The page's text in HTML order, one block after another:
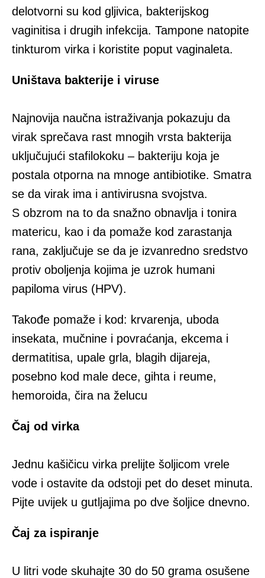
delotvorni su kod gljivica, bakterijskog
vaginitisa i drugih infekcija. Tampone natopite
tinkturom virka i koristite poput vaginaleta.
Uništava bakterije i viruse
Najnovija naučna istraživanja pokazuju da
virak sprečava rast mnogih vrsta bakterija
uključujući stafilokoku – bakteriju koja je
postala otporna na mnoge antibiotike. Smatra
se da virak ima i antivirusna svojstva.
S obzrom na to da snažno obnavlja i tonira
matericu, kao i da pomaže kod zarastanja
rana, zaključuje se da je izvanredno sredstvo
protiv oboljenja kojima je uzrok humani
papiloma virus (HPV).
Takođe pomaže i kod: krvarenja, uboda
insekata, mučnine i povraćanja, ekcema i
dermatitisa, upale grla, blagih dijareja,
posebno kod male dece, gihta i reume,
hemoroida, čira na želucu
Čaj od virka
Jednu kašičicu virka prelijte šoljicom vrele
vode i ostavite da odstoji pet do deset minuta.
Pijte uvijek u gutljajima po dve šoljice dnevno.
Čaj za ispiranje
U litri vode skuhajte 30 do 50 grama osušene